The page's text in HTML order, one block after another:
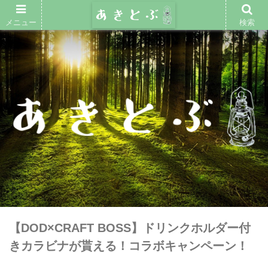
【DOD×CRAFT BOSS】ドリンクホルダー付
きカラビナが貰える！コラボキャンペーン！
メニュー 検索